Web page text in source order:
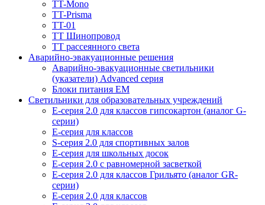
TT-Mono
TT-Prisma
TT-01
TT Шинопровод
TT рассеянного света
Аварийно-эвакуационные решения
Аварийно-эвакуационные светильники
(указатели) Advanced серия
Блоки питания EM
Светильники для образовательных учреждений
E-серия 2.0 для классов гипсокартон (аналог G-
серии)
E-серия для классов
S-серия 2.0 для спортивных залов
E-серия для школьных досок
E-серия 2.0 с равномерной засветкой
E-серия 2.0 для классов Грильято (аналог GR-
серии)
E-серия 2.0 для классов